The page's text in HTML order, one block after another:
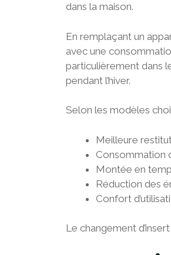
dans la maison.
En remplaçant un
avec une
particulièrement dans
pendant l’hiver.
Selon les modèles
Meilleure
Consommation
Montée en
Réduction des
Confort
Le changement